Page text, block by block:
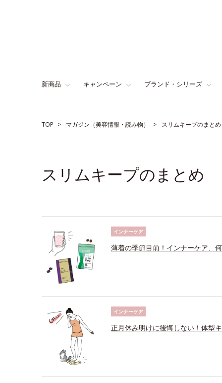
新商品 キャンペーン ブランド・シリーズ
TOP マガジン（美容情報・読み物） スリムキープのまとめ
スリムキープのまとめ
インナーケア
薄着の季節目前！インナーケア、
インナーケア
正月休み明けに後悔しない！体型